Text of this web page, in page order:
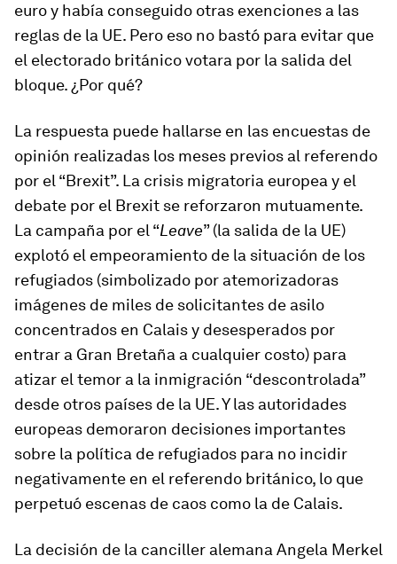
euro y había conseguido otras exenciones a las
reglas de la UE. Pero eso no bastó para evitar que
el electorado británico votara por la salida del
bloque. ¿Por qué?
La respuesta puede hallarse en las encuestas de
opinión realizadas los meses previos al referendo
por el “Brexit”. La crisis migratoria europea y el
debate por el Brexit se reforzaron mutuamente.
La campaña por el “Leave” (la salida de la UE)
explotó el empeoramiento de la situación de los
refugiados (simbolizado por atemorizadoras
imágenes de miles de solicitantes de asilo
concentrados en Calais y desesperados por
entrar a Gran Bretaña a cualquier costo) para
atizar el temor a la inmigración “descontrolada”
desde otros países de la UE. Y las autoridades
europeas demoraron decisiones importantes
sobre la política de refugiados para no incidir
negativamente en el referendo británico, lo que
perpetuó escenas de caos como la de Calais.
La decisión de la canciller alemana Angela Merkel